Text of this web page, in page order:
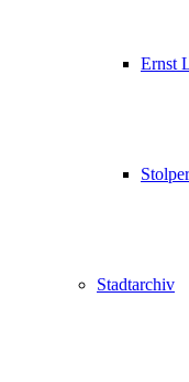
Ernst
Stadtarchiv